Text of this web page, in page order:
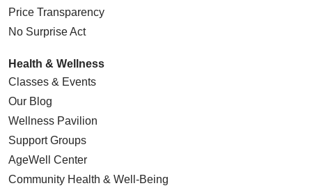
Price Transparency
No Surprise Act
Health & Wellness
Classes & Events
Our Blog
Wellness Pavilion
Support Groups
AgeWell Center
Community Health & Well-Being